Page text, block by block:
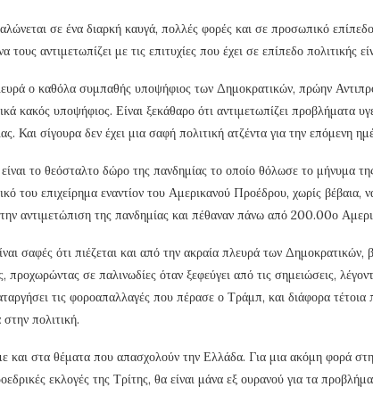
σε ένα διαρκή καυγά, πολλές φορές και σε προσωπικό
τους αντιμετωπίζει με τις επιτυχίες που έχει σε επίπεδο πολιτικής
ο καθόλα συμπαθής υποψήφιος των Δημοκρατικών, πρώην
κακός υποψήφιος. Είναι ξεκάθαρο ότι αντιμετωπίζει προβλήματα
Και σίγουρα δεν έχει μια σαφή πολιτική ατζέντα για την επόμενη
το θεόσταλτο δώρο της πανδημίας το οποίο θόλωσε το μήνυμα
του επιχείρημα εναντίον του Αμερικανού Προέδρου, χωρίς βέβαια,
αντιμετώπιση της πανδημίας και πέθαναν πάνω από 200.00ο
σαφές ότι πιέζεται και από την ακραία πλευρά των
προχωρώντας σε παλινωδίες όταν ξεφεύγει από τις σημειώσεις,
τις φοροαπαλλαγές που πέρασε ο Τράμπ, και διάφορα
πολιτική.
και στα θέματα που απασχολούν την Ελλάδα. Για μια ακόμη φορά
εκλογές της Τρίτης, θα είναι μάνα εξ ουρανού για τα